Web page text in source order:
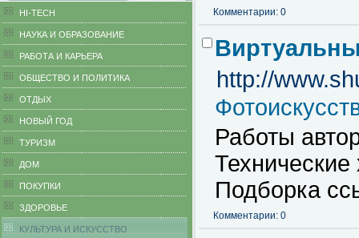
HI-TECH
НАУКА И ОБРАЗОВАНИЕ
РАБОТА И КАРЬЕРА
ОБЩЕСТВО И ПОЛИТИКА
ОТДЫХ
НОВЫЙ ГОД
ТУРИЗМ
ДОМ
ПОКУПКИ
ЗДОРОВЬЕ
КУЛЬТУРА И ИСКУССТВО
Комментарии: 0
http://
Работы
Технические
Подборка
Комментарии: 0